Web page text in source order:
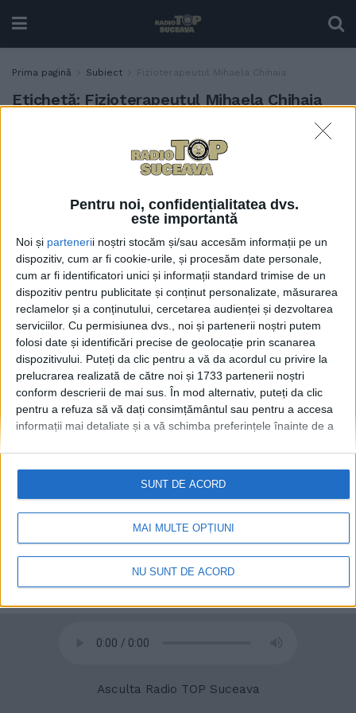
Pentru noi, confidențialitatea dvs.
este importantă
Noi și partenerii noștri stocăm și/sau accesăm informații pe un
dispozitiv, cum ar fi cookie-urile, și procesăm date personale,
cum ar fi identificatori unici și informații standard trimise de un
dispozitiv pentru publicitate și conținut personalizate, măsurarea
reclamelor și a conținutului, cercetarea audienței și dezvoltarea
serviciilor. Cu permisiunea dvs., noi și partenerii noștri putem
folosi date și identificări precise de geolocație prin scanarea
dispozitivului. Puteți da clic pentru a vă da acordul cu privire la
prelucrarea realizată de către noi și 1733 partenerii noștri
conform descrierii de mai sus. În mod alternativ, puteți da clic
pentru a refuza să vă dați consimțământul sau pentru a accesa
informații mai detaliate și a vă schimba preferințele înainte de a
retrageți consimțământul în orice moment, revenind la acest site
și făcând clic pe butonul "Confidențialitate" din partea de jos a
paginii web.
MAI MULTE OPȚIUNI
NU SUNT DE ACORD
SUNT DE ACORD
Prima pagină Subiect Fizioterapeutul Mihaela Chihaia
Etichetă: Fizioterapeutul Mihaela Chihaia
Fizioterapeutul Mihaela
Chihaia: ”Copiii, de obicei,
sînt activi dacă nu sînt lăsați
absoarbă și să rămînă pe loc”
24 SEPTEMBRIE, 2023
© 2020 Radio TOP Suceava 104 FM
Asculta Radio TOP Suceava